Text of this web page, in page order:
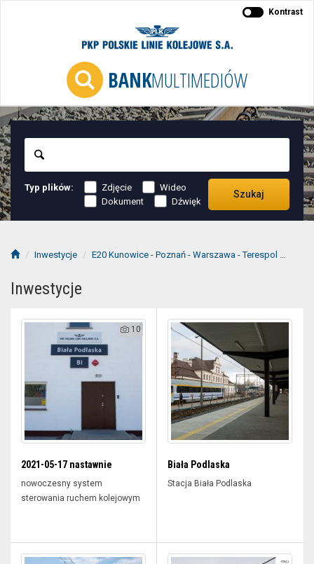
BANKMULTIMEDIÓW
Kontrast
Typ plików: Zdjęcie
Wideo
Dokument
Dźwięk
Szukaj
Inwestycje E20 Kunowice - Poznań - Warszawa - Terespol
Inwestycje
10
2021-05-17 nastawnie
nowoczesny system
sterowania ruchem kolejowym
Biała Podlaska
Stacja Biała Podlaska